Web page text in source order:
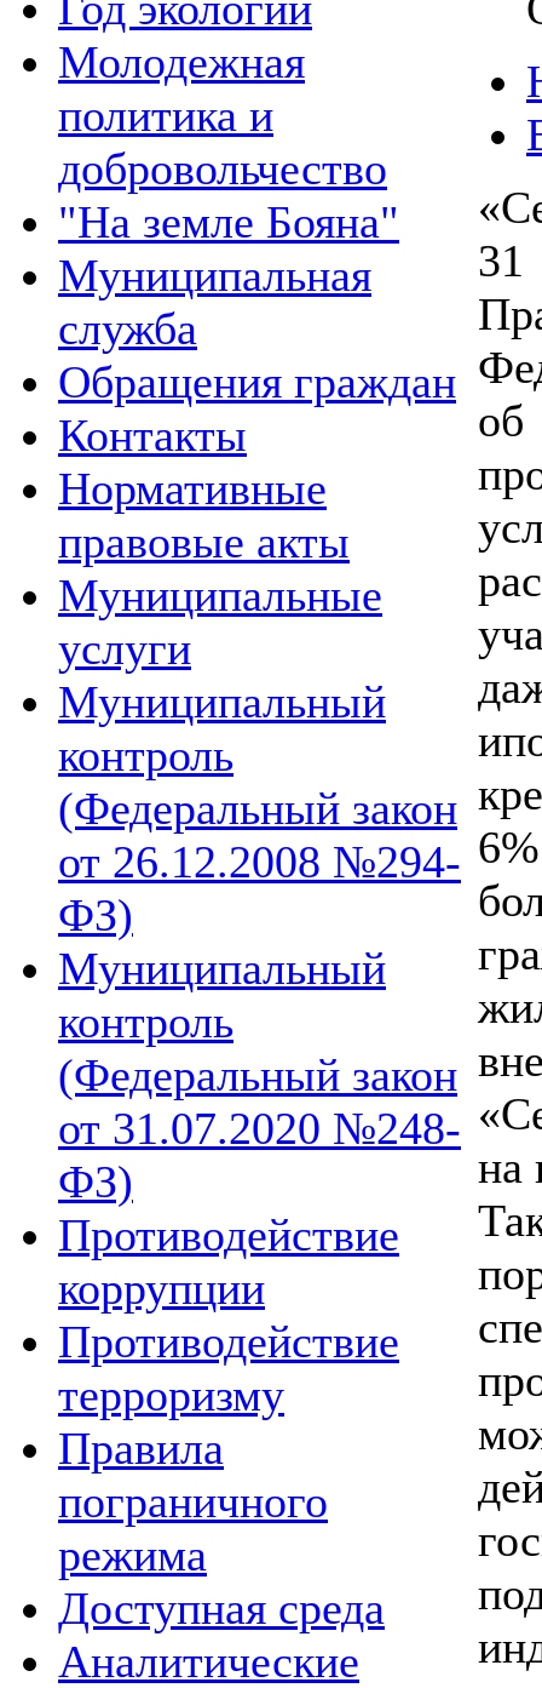
Молодежная
политика и
добровольчество
"На земле Бояна"
Муниципальная
служба
Обращения граждан
Контакты
Нормативные
правовые акты
Муниципальные
услуги
Муниципальный
контроль
(Федеральный закон
от 26.12.2008 №294-
ФЗ)
Муниципальный
контроль
(Федеральный закон
от 31.07.2020 №248-
ФЗ)
Противодействие
коррупции
Противодействие
терроризму
Правила
пограничного
режима
Доступная среда
Аналитические
об
на